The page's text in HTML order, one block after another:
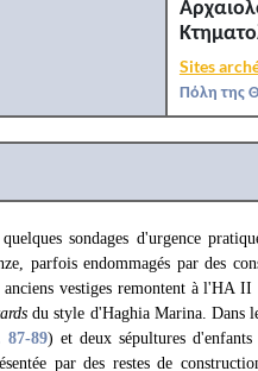
Sites
Πόλη της
sondages d'urgence
parfois endommagés par des
anciens vestiges remontent à l'ΗΑ II
du style d'Haghia Marina. Dans
87-89) et deux sépultures d'enfants
par des restes de